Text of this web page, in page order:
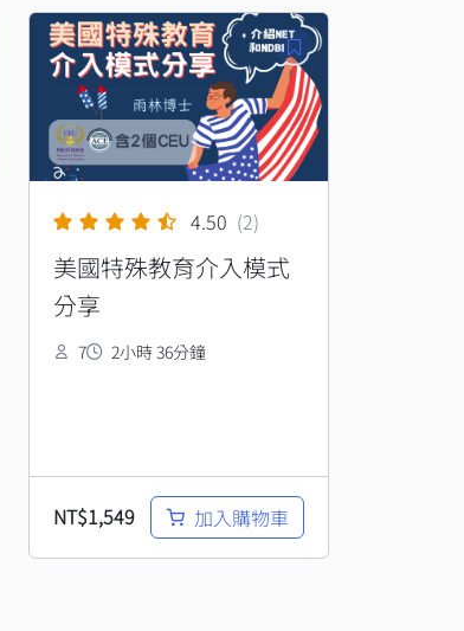
4.50 (2)
美國特殊教育介入模式
分享
7 2小時 36分鐘
NT$1,549 加入購物車